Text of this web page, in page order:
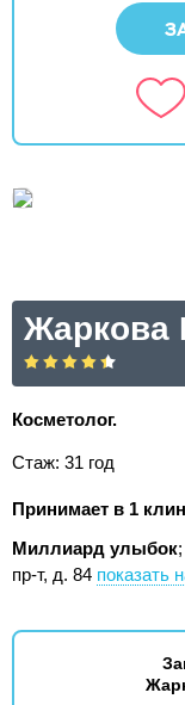
Жаркова
Косметолог.
Стаж: 31 год
Принимает в 1
Миллиард улыбок
пр-т, д. 84 показать